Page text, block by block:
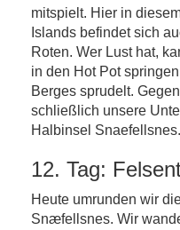
mitspielt. Hier in
Islands befindet sich
Roten. Wer Lust hat,
in den Hot Pot
Berges sprudelt.
schließlich unsere
Halbinsel Snaefellsnes.
12. Tag:
Heute umrunden wir
Snæfellsnes. Wir